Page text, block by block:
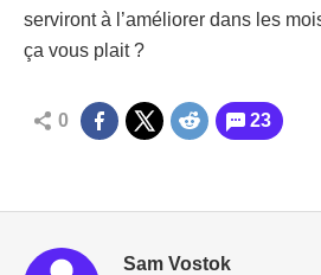
serviront à l’améliorer dans les
ça vous plait ?
0 23
Sam Vostok